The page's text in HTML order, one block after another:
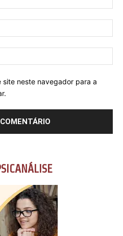
site neste navegador para a